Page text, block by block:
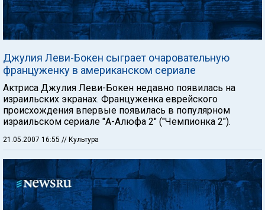
Джулия Леви-Бокен сыграет очаровательную
француженку в американском сериале
Актриса Джулия Леви-Бокен недавно появилась на
израильских экранах. Француженка еврейского
происхождения впервые появилась в популярном
израильском сериале "А-Алюфа 2" ("Чемпионка 2").
21.05.2007 16:55 // Культура